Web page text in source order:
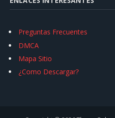
Preguntas Frecuentes
DMCA
Mapa Sitio
¿Como Descargar?